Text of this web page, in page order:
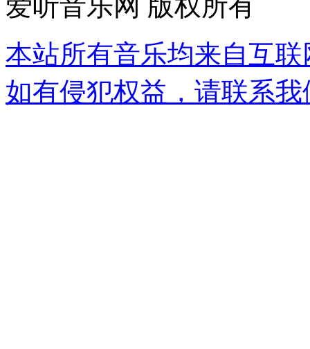
本站所有音乐均来自互
如有侵犯权益，请联系